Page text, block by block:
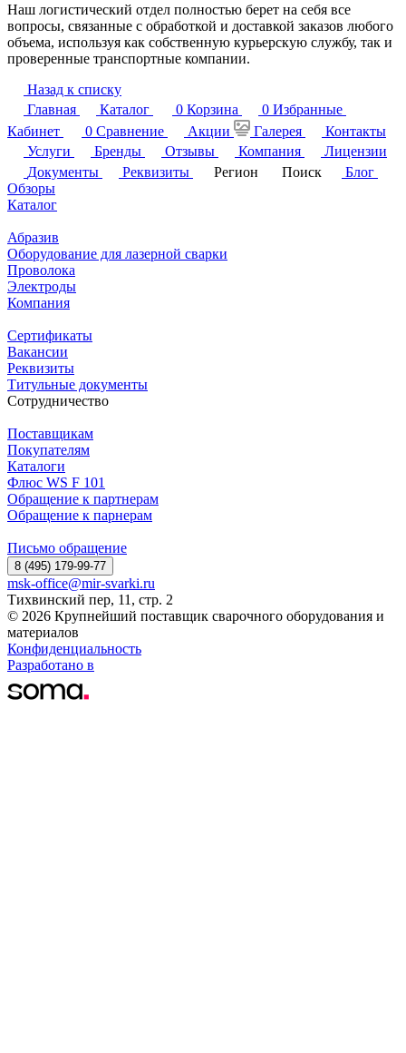
Наш логистический отдел полностью берет на себя все
вопросы, связанные с обработкой и доставкой заказов любого
объема, используя как собственную курьерскую службу, так и
проверенные транспортные компании.
Назад к списку
Главная
Каталог 0 Корзина 0 Избранные
Кабинет
0 Сравнение Акции Галерея
Контакты
Услуги
Бренды Отзывы Компания
Лицензии
Документы
Реквизиты Регион Поиск
Блог
Обзоры
Каталог
Абразив
Оборудование для лазерной сварки
Проволока
Электроды
Компания
Сертификаты
Вакансии
Реквизиты
Титульные документы
Сотрудничество
Поставщикам
Покупателям
Каталоги
Флюс WS F 101
Обращение к партнерам
Обращение к парнерам
Письмо обращение
8 (495) 179-99-77
msk-office@mir-svarki.ru
Тихвинский пер, 11, стр. 2
© 2026 Крупнейший поставщик сварочного оборудования и
материалов
Конфиденциальность
Разработано в